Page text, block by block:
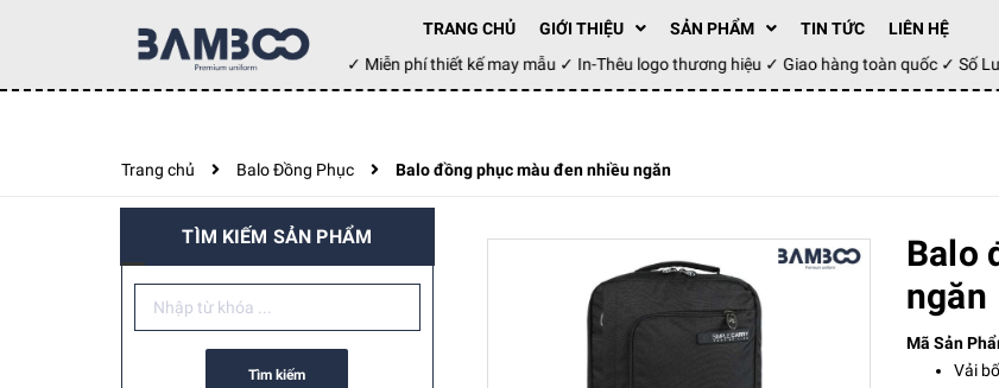
TRANG CHỦ GIỚI THIỆU SẢN PHẨM TIN TỨC
LIÊN HỆ
Đặt hàng hôm nay ✓ Miễn phí thiết kế may mẫu ✓ In-Thêu logo thương hiệu ✓ Giao hàng toàn quốc ✓ Số
Trang chủ Balo Đồng Phục Balo đồng phục màu đen nhiều ngăn
Balo
ngăn
Mã Sản
Vải
TÌM KIẾM SẢN PHẨM
Tìm kiếm